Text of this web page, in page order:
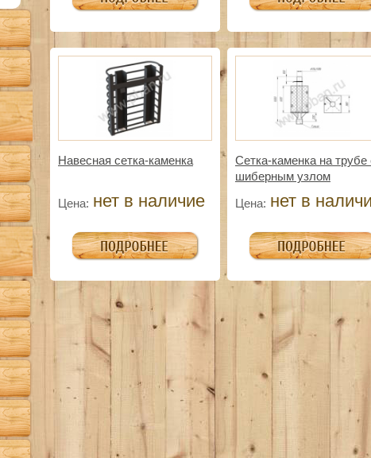
Навесная сетка-каменка
Цена: нет в наличие
Сетка-каменка на трубе
шиберным узлом
Цена: нет в